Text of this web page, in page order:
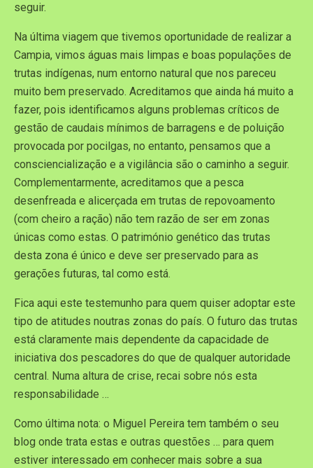
seguir.
Na última viagem que tivemos oportunidade de realizar a
Campia, vimos águas mais limpas e boas populações de
trutas indígenas, num entorno natural que nos pareceu
muito bem preservado. Acreditamos que ainda há muito a
fazer, pois identificamos alguns problemas críticos de
gestão de caudais mínimos de barragens e de poluição
provocada por pocilgas, no entanto, pensamos que a
consciencialização e a vigilância são o caminho a seguir.
Complementarmente, acreditamos que a pesca
desenfreada e alicerçada em trutas de repovoamento
(com cheiro a ração) não tem razão de ser em zonas
únicas como estas. O património genético das trutas
desta zona é único e deve ser preservado para as
gerações futuras, tal como está.
Fica aqui este testemunho para quem quiser adoptar este
tipo de atitudes noutras zonas do país. O futuro das trutas
está claramente mais dependente da capacidade de
iniciativa dos pescadores do que de qualquer autoridade
central. Numa altura de crise, recai sobre nós esta
responsabilidade …
Como última nota: o Miguel Pereira tem também o seu
blog onde trata estas e outras questões … para quem
estiver interessado em conhecer mais sobre a sua